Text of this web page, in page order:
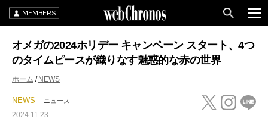
MEMBERS
オメガの2024ホリデー キャンペーン スタート、4つ
のタイムピースが織りなす魅惑的な赤の世界
ホーム NEWS
NEWS ニュース
2024.11.23